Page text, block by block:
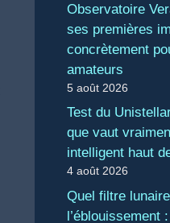
Observatoire
ses premières
concrètement
amateurs
5 août 2026
Test du
que vaut
intelligent haut
4 août 2026
Quel filtre
l’éblouissement